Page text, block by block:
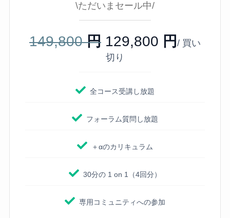
\ただいまセール中/
149,800円 129,800 円 / 買い
切り
全コース受講し放題
フォーラム質問し放題
＋αのカリキュラム
30分の 1 on 1（4回分）
専用コミュニティへの参加